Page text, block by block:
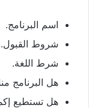
اسم البرنامج.
شروط القبول.
شرط اللغة.
هل البرنامج
هل تستطيع